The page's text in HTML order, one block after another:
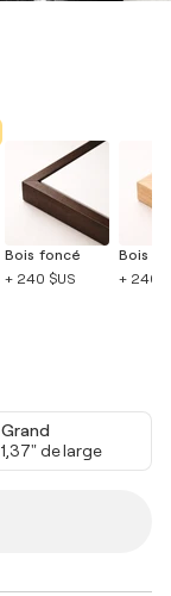
Bois foncé
+ 240 $US
Bois
+ 240
Grand
1,37" de large